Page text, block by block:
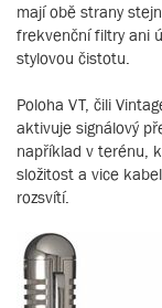
mají obě strany
frekvenční filtry ani
stylovou čistotu.
Poloha VT, čili
aktivuje signálový
například v terénu,
složitost a vice
rozsvítí.